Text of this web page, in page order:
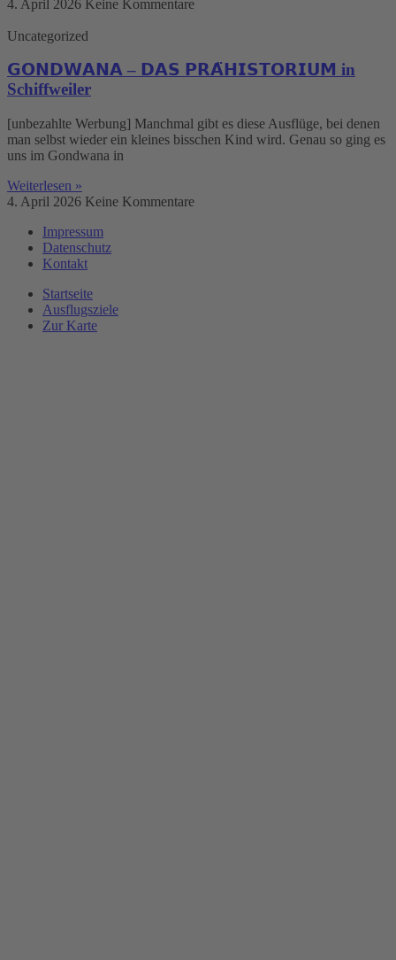
4. April 2026 Keine Kommentare
Uncategorized
𝗚𝗢𝗡𝗗𝗪𝗔𝗡𝗔 – 𝗗𝗔𝗦 𝗣𝗥𝗔̈𝗛𝗜𝗦𝗧𝗢𝗥𝗜𝗨𝗠 in
Schiffweiler
[unbezahlte Werbung] Manchmal gibt es diese Ausflüge, bei denen
man selbst wieder ein kleines bisschen Kind wird. Genau so ging es
uns im Gondwana in
Weiterlesen »
4. April 2026 Keine Kommentare
Impressum
Datenschutz
Kontakt
Startseite
Ausflugsziele
Zur Karte